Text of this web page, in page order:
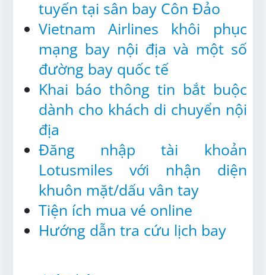
tuyến tại sân bay Côn Đảo
Vietnam Airlines khôi phục
mạng bay nội địa và một số
đường bay quốc tế
Khai báo thông tin bắt buộc
dành cho khách di chuyển nội
địa
Đăng nhập tài khoản
Lotusmiles với nhận diện
khuôn mặt/dấu vân tay
Tiện ích mua vé online
Hướng dẫn tra cứu lịch bay